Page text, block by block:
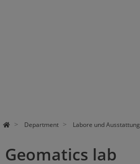
Department Labore und Ausstattung
Geomatics lab